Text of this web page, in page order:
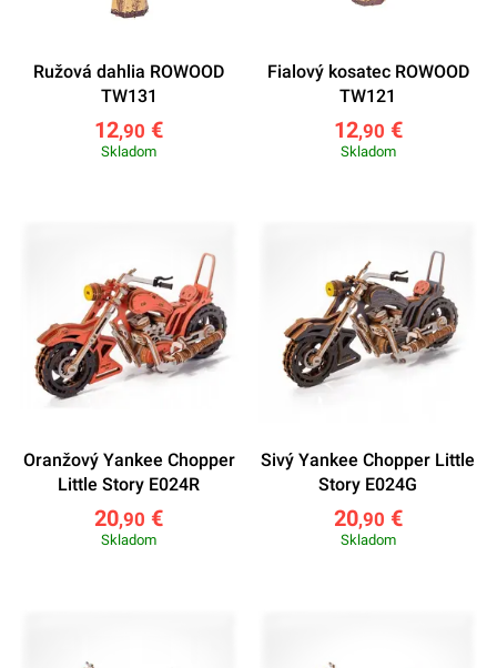
Ružová dahlia ROWOOD
TW131
12,90 €
Skladom
Fialový kosatec ROWOOD
TW121
12,90 €
Skladom
Oranžový Yankee Chopper
Little Story E024R
20,90 €
Skladom
Sivý Yankee Chopper Little
Story E024G
20,90 €
Skladom